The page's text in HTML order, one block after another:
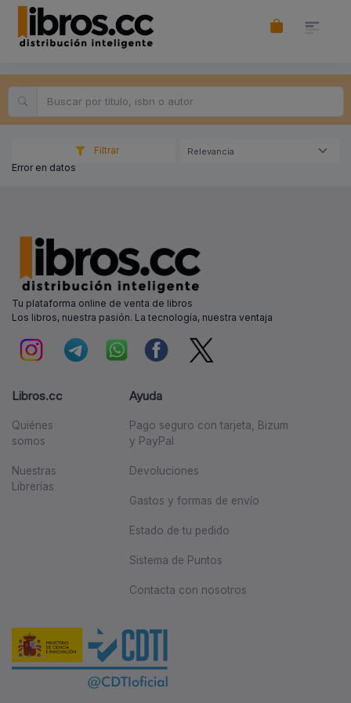
Filtrar Relevancia
Error en datos
Tu plataforma online de venta de libros
Los libros, nuestra pasión. La tecnología, nuestra ventaja
Libros.cc
Quiénes
somos
Nuestras
Librerías
Ayuda
Pago seguro con tarjeta, Bizum
y PayPal
Devoluciones
Gastos y formas de envío
Estado de tu pedido
Sistema de Puntos
Contacta con nosotros